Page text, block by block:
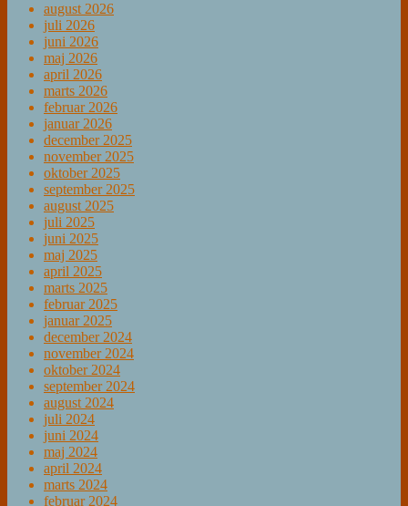
august 2026
juli 2026
juni 2026
maj 2026
april 2026
marts 2026
februar 2026
januar 2026
december 2025
november 2025
oktober 2025
september 2025
august 2025
juli 2025
juni 2025
maj 2025
april 2025
marts 2025
februar 2025
januar 2025
december 2024
november 2024
oktober 2024
september 2024
august 2024
juli 2024
juni 2024
maj 2024
april 2024
marts 2024
februar 2024